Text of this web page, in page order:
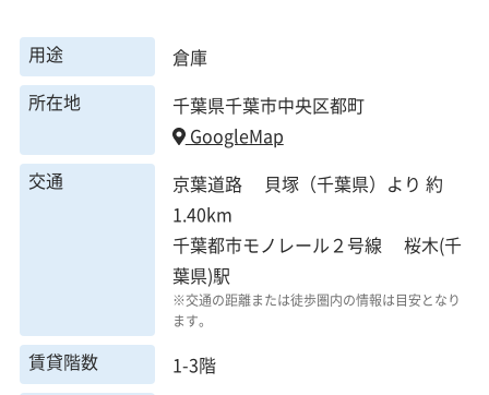
用途
倉庫
所在地
千葉県千葉市中央区都町
GoogleMap
交通
京葉道路 貝塚（千葉県）より 約
1.40km
千葉都市モノレール２号線 桜木(千
葉県)駅
※交通の距離または徒歩圏内の情報は目安となり
ます。
賃貸階数
1-3階